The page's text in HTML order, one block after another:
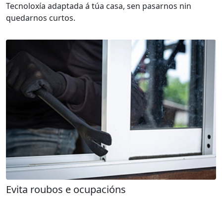
Tecnoloxía adaptada á túa casa, sen pasarnos nin
quedarnos curtos.
Evita roubos e ocupacións